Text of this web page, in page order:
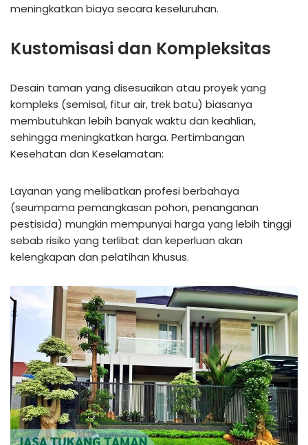
meningkatkan biaya secara keseluruhan.
Kustomisasi dan Kompleksitas
Desain taman yang disesuaikan atau proyek yang
kompleks (semisal, fitur air, trek batu) biasanya
membutuhkan lebih banyak waktu dan keahlian,
sehingga meningkatkan harga. Pertimbangan
Kesehatan dan Keselamatan:
Layanan yang melibatkan profesi berbahaya
(seumpama pemangkasan pohon, penanganan
pestisida) mungkin mempunyai harga yang lebih tinggi
sebab risiko yang terlibat dan keperluan akan
kelengkapan dan pelatihan khusus.